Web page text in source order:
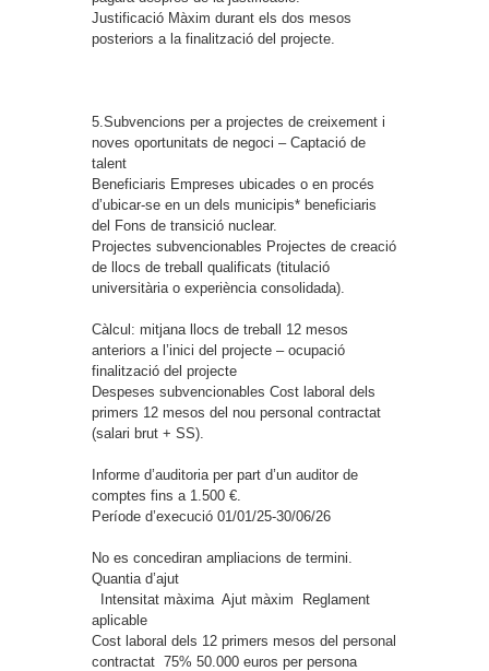
Justificació Màxim durant els dos mesos
posteriors a la finalització del projecte.
5.Subvencions per a projectes de creixement i
noves oportunitats de negoci – Captació de
talent
Beneficiaris Empreses ubicades o en procés
d’ubicar-se en un dels municipis* beneficiaris
del Fons de transició nuclear.
Projectes subvencionables Projectes de creació
de llocs de treball qualificats (titulació
universitària o experiència consolidada).
Càlcul: mitjana llocs de treball 12 mesos
anteriors a l’inici del projecte – ocupació
finalització del projecte
Despeses subvencionables Cost laboral dels
primers 12 mesos del nou personal contractat
(salari brut + SS).
Informe d’auditoria per part d’un auditor de
comptes fins a 1.500 €.
Període d’execució 01/01/25-30/06/26
No es concediran ampliacions de termini.
Quantia d’ajut
Intensitat màxima Ajut màxim
Reglament
aplicable
Cost laboral dels 12 primers mesos del personal
contractat 75% 50.000 euros per persona